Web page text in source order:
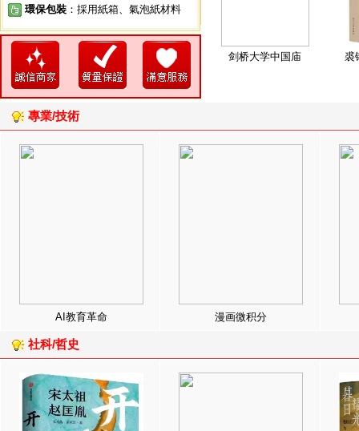
環保包裝 ：採用紙箱、氣泡紙材料
剑桥大学中国庙 裘
專業/技術
AI教育革命 漫画微积分
社科/哲史